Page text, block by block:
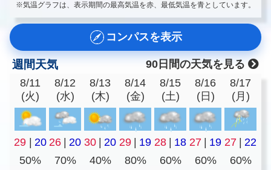
※気温グラフは、表示期間の最高気温を赤、最低気温を青としています。
コンパスを表示
週間天気
90日間の天気を見る
8/11
(火)
8/12
(水)
8/13
(木)
8/14
(金)
8/15
(土)
8/16
(日)
8/17
(月)
29 20 26 20 30 20 29 19 28 18 27 19 27
22
50%
70% 40% 80% 60% 60% 60%